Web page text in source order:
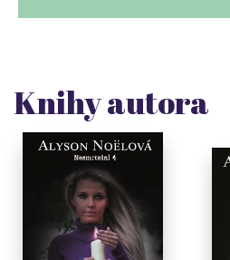
Knihy autora